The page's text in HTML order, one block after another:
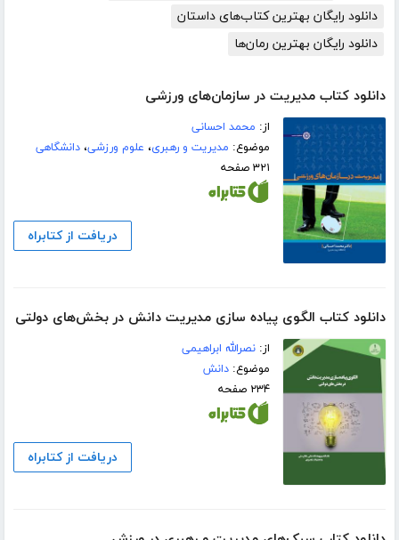
دانلود رایگان بهترین کتاب‌های داستان
دانلود رایگان بهترین رمان‌ها
دانلود کتاب مدیریت در سازمان‌های ورزشی
از: محمد احسانی
موضوع: مدیریت و رهبری، علوم ورزشی،دانشگاهی
۳۲۱ صفحه
دریافت از کتابراه
دانلود کتاب الگوی پیاده سازی مدیریت دانش در بخش‌های دولتی
از:نصرالله ابراهیمی
موضوع:دانش
۲۳۴ صفحه
دریافت از کتابراه